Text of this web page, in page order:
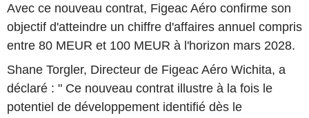
Avec ce nouveau contrat, Figeac Aéro confirme son
objectif d'atteindre un chiffre d'affaires annuel compris
entre 80 MEUR et 100 MEUR à l'horizon mars 2028.
Shane Torgler, Directeur de Figeac Aéro Wichita, a
déclaré : " Ce nouveau contrat illustre à la fois le
potentiel de développement identifié dès le